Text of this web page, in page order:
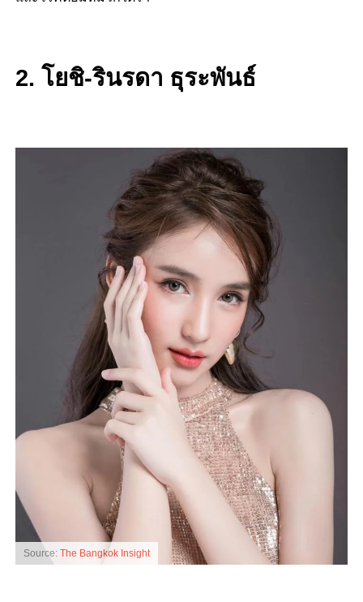
2. โยชิ-รินรดา ธุระพันธ์
Source: The Bangkok Insight